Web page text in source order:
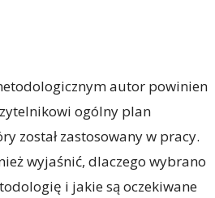
autor powinien
ogólny plan
został zastosowany w pracy.
wyjaśnić, dlaczego wybrano
i jakie są oczekiwane